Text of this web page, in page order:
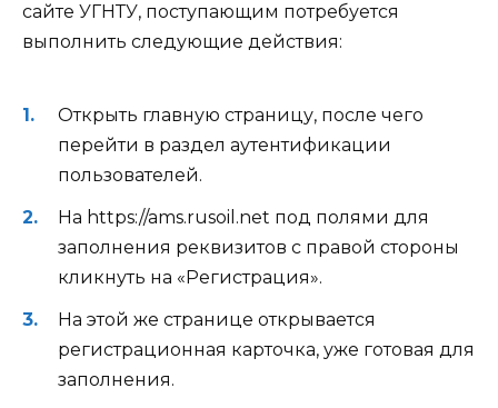
сайте УГНТУ, поступающим потребуется
выполнить следующие действия:
Открыть главную страницу, после чего
перейти в раздел аутентификации
пользователей.
На https://ams.rusoil.net под полями для
заполнения реквизитов с правой стороны
кликнуть на «Регистрация».
На этой же странице открывается
регистрационная карточка, уже готовая для
заполнения.